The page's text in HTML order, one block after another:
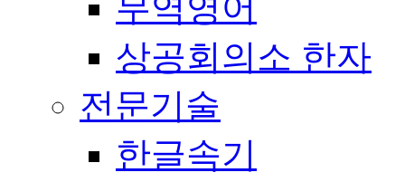
상공회의소 한자
전문기술
한글속기